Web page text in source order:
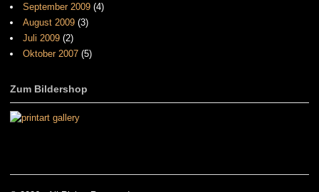
September 2009 (4)
August 2009 (3)
Juli 2009 (2)
Oktober 2007 (5)
Zum Bildershop